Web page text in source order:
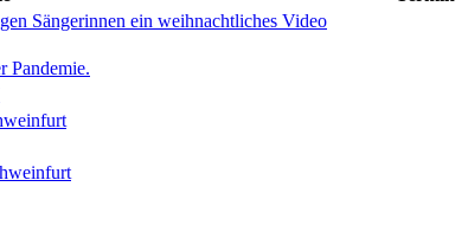
Sängerinnen ein weihnachtliches Video
Pandemie.